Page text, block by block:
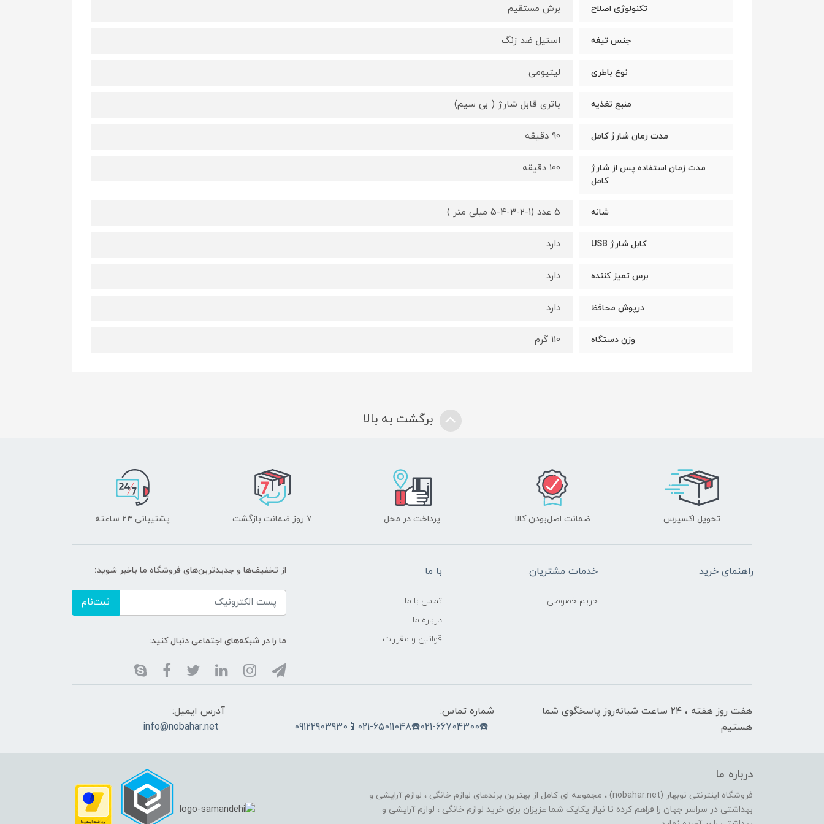
تکنولوژی اصلاح برش مستقیم
جنس تیغه استیل ضد زنگ
نوع باطری لیتیومی
منبع تغذیه باتری قابل شارژ ( بی سیم)
مدت زمان شارژ کامل 90 دقیقه
مدت زمان استفاده پس از شارژ
کامل
100 دقیقه
شانه 5 عدد (1-2-3-4-5 میلی متر )
کابل شارژ USB دارد
برس تمیز کننده دارد
درپوش محافظ دارد
وزن دستگاه 110 گرم
برگشت به بالا
تحویل اکسپرس ضمانت اصل‌بودن کالا پرداخت در محل ۷ روز ضمانت بازگشت پشتیبانی ۲۴ ساعته
راهنمای خرید خدمات مشتریان
حریم خصوصی
با ما
تماس با ما
درباره ما
قوانین و مقررات
از تخفیف‌ها و جدیدترین‌های فروشگاه ما باخبر شوید:
ثبت‌نام
ما را در شبکه‌های اجتماعی دنبال کنید:
هفت روز هفته ، ۲۴ ساعت شبانه‌روز پاسخگوی شما
هستیم
شماره تماس:
☎️021-66704300☎️021-65011048📱09122903930
آدرس ایمیل:
info@nobahar.net
درباره ما
فروشگاه اینترنتی نوبهار (nobahar.net) ، مجموعه ای کامل از بهترین برندهای لوازم خانگی ، لوازم آرایشی و
بهداشتی در سراسر جهان را فراهم کرده تا نیاز یکایک شما عزیزان برای خرید لوازم خانگی ، لوازم آرایشی و